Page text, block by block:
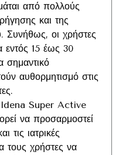
από πολλούς
και της
Συνήθως, οι χρήστες
εντός 15 έως 30
σημαντικό
αυθορμητισμό στις
Super Active
να προσαρμοστεί
τις ιατρικές
τους χρήστες να